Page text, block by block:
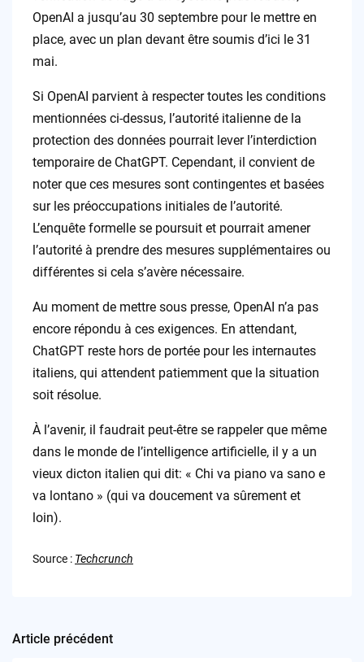
OpenAI a jusqu’au 30 septembre pour le mettre en
place, avec un plan devant être soumis d’ici le 31
mai.
Si OpenAI parvient à respecter toutes les conditions
mentionnées ci-dessus, l’autorité italienne de la
protection des données pourrait lever l’interdiction
temporaire de ChatGPT. Cependant, il convient de
noter que ces mesures sont contingentes et basées
sur les préoccupations initiales de l’autorité.
L’enquête formelle se poursuit et pourrait amener
l’autorité à prendre des mesures supplémentaires ou
différentes si cela s’avère nécessaire.
Au moment de mettre sous presse, OpenAI n’a pas
encore répondu à ces exigences. En attendant,
ChatGPT reste hors de portée pour les internautes
italiens, qui attendent patiemment que la situation
soit résolue.
À l’avenir, il faudrait peut-être se rappeler que même
dans le monde de l’intelligence artificielle, il y a un
vieux dicton italien qui dit: « Chi va piano va sano e
va lontano » (qui va doucement va sûrement et
loin).
Source : Techcrunch
Post
Article précédent